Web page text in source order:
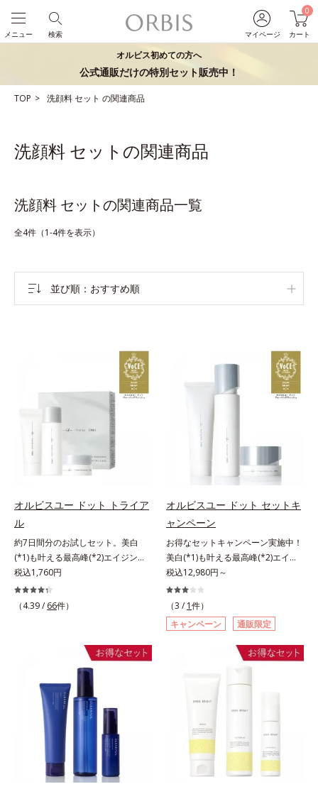
マイページ
0
カート
検索
メニュー
オルビス初めての方へ
公式通販だけの特別セット販売中！
TOP 洗顔料セット の関連商品
洗顔料 セットの関連商品
洗顔料 セットの関連商品一覧
全4件（1-4件を表示）
並び順 おすすめ順
オルビスユー ドット トライア
ル
約7日間分のお試しセット。美白
(*1)も叶える最高峰(*2)エイジング
ケア(*3)。ハリも透明感(*4)も結果
主義。年齢サイン(*5)の因子に着目
した肌科学エイジングケア(*3)シリ
対処するのではなく、肌で起きてい
ることの根本原因に着目。加齢とと
もに現れる年齢サイン(*5)について
研究を進めたところ、弾力感のない
状態である「ハリのなさ」や、くす
み(*6)などが現れている状態である
「透明感のなさ」が現れることで大
人の肌印象に大きな影響を与えてい
ることが分かりました。そこでオル
ビスユー ドットシリーズは美容成
税込1,760円
（4.39 / 66件）
オルビスユー ドット セットキ
ャンペーン
お得なセットキャンペーン実施中！
美白(*1)も叶える最高峰(*2)エイジ
ングケア(*3)。ハリも透明感(*4)も
結果主義。年齢サイン(*5)の因子に
着目した肌科学エイジングケア(*3)
シリーズ。オルビスユー ドットシ
リーズは、年齢による肌悩み一つ一
つを対処するのではなく、肌で起き
ていることの根本原因に着目。加齢
ない状態である「ハリのなさ」や、
くすみ(*6)などが現れている状態で
ある「透明感のなさ」が現れること
で大人の肌印象に大きな影響を与え
ていることが分かりました。そこで
オルビスユー ドットシリーズは美
税込12,980円～
（3 / 1件）
キャンペーン
通販限定